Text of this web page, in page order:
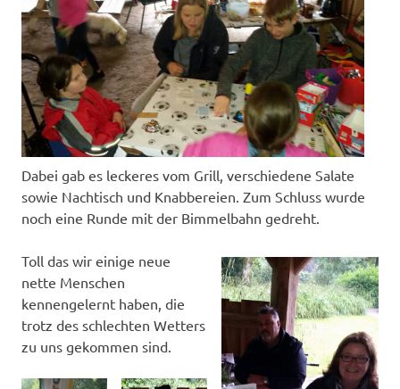
Dabei gab es leckeres vom Grill, verschiedene Salate
sowie Nachtisch und Knabbereien. Zum Schluss wurde
noch eine Runde mit der Bimmelbahn gedreht.
Toll das wir einige neue
nette Menschen
kennengelernt haben, die
trotz des schlechten Wetters
zu uns gekommen sind.